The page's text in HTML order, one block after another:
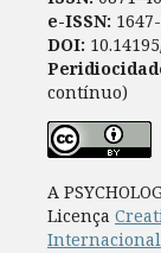
e-ISSN:
DOI:
contínuo)
A
Licença
Internacional